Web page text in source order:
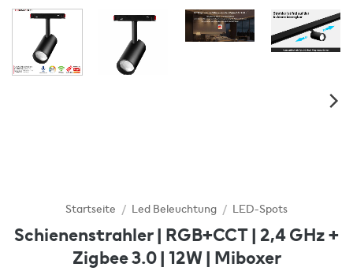
Startseite / Led Beleuchtung / LED-Spots
Schienenstrahler | RGB+CCT | 2,4 GHz +
Zigbee 3.0 | 12W | Miboxer